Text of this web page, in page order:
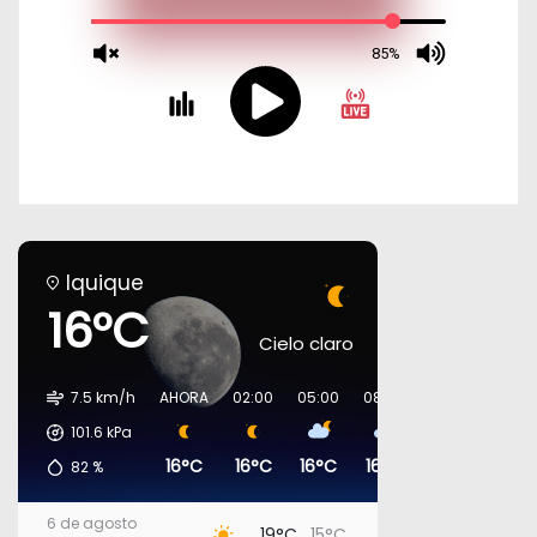
Iquique
16°C Cielo claro
7.5 km/h
101.6 kPa
82 %
AHORA
16°C
02:00
16°C
05:00
16°C
08:00
16°C
6 de agosto